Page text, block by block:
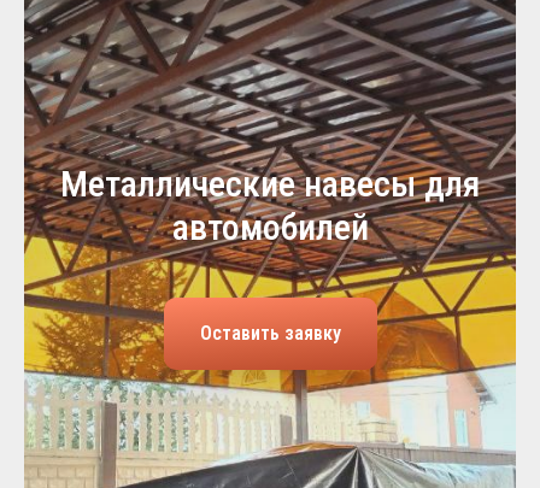
Металлические навесы для
автомобилей
Оставить заявку